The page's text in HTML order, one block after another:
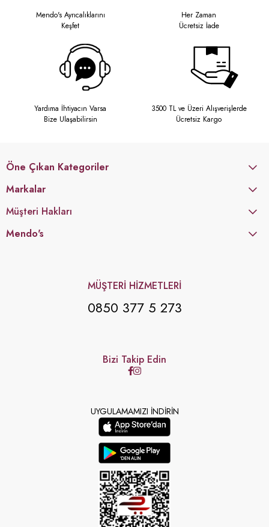
Mendo's Ayrıcalıklarını
Keşfet
Her Zaman
Ücretsiz İade
Yardıma İhtiyacın Varsa
Bize Ulaşabilirsin
3500 TL ve Üzeri Alışverişlerde
Ücretsiz Kargo
Öne Çıkan Kategoriler
Markalar
Müşteri Hakları
Mendo's
MÜŞTERİ HİZMETLERİ
0850 377 5 273
Bizi Takip Edin
UYGULAMAMIZI İNDİRİN